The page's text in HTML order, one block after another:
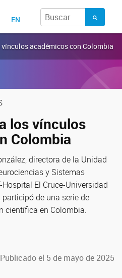
EN
académicos con Colombia
los vínculos
Colombia
directora de la Unidad
y Sistemas
Hospital El Cruce-Universidad
de una serie de
científica en Colombia.
Twitter
Publicado el 5 de mayo de 2025